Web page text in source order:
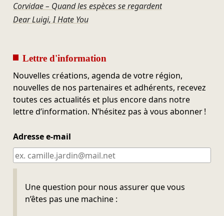
Corvidae – Quand les espèces se regardent
Dear Luigi, I Hate You
Lettre d'information
Nouvelles créations, agenda de votre région,
nouvelles de nos partenaires et adhérents, recevez
toutes ces actualités et plus encore dans notre
lettre d’information. N’hésitez pas à vous abonner !
Adresse e-mail
Une question pour nous assurer que vous
n’êtes pas une machine :
Ne pas remplir